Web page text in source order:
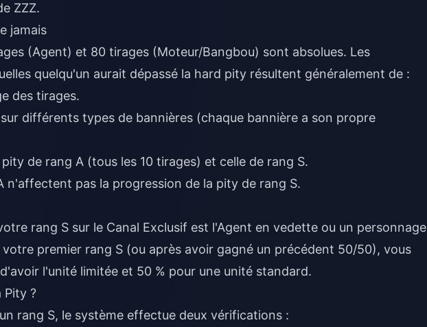
ZZZ.
jamais
(Agent) et 80 tirages (Moteur/Bangbou) sont absolues. Les
quelqu'un aurait dépassé la hard pity résultent généralement de :
des tirages.
différents types de bannières (chaque bannière a son propre
de rang A (tous les 10 tirages) et celle de rang S.
n'affectent pas la progression de la pity de rang S.
rang S sur le Canal Exclusif est l'Agent en vedette ou un personnage
premier rang S (ou après avoir gagné un précédent 50/50), vous
l'unité limitée et 50 % pour une unité standard.
Pity ?
rang S, le système effectue deux vérifications :